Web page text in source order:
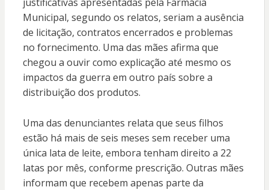
Municipal, segundo os relatos, seriam a ausência
de licitação, contratos encerrados e problemas
no fornecimento. Uma das mães afirma que
chegou a ouvir como explicação até mesmo os
impactos da guerra em outro país sobre a
distribuição dos produtos.
Uma das denunciantes relata que seus filhos
estão há mais de seis meses sem receber uma
única lata de leite, embora tenham direito a 22
latas por mês, conforme prescrição. Outras mães
informam que recebem apenas parte da